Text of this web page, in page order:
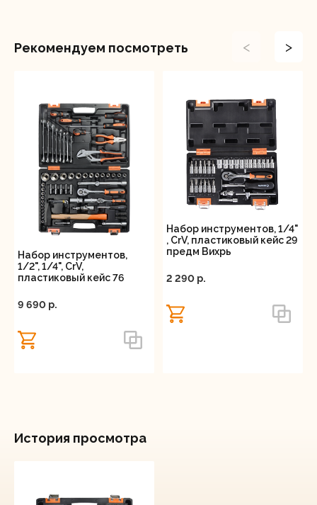
Рекомендуем посмотреть < >
Набор инструментов,
1/2", 1/4", CrV,
пластиковый кейс 76
9 690 p.
Набор инструментов, 1/4"
, CrV, пластиковый кейс 29
предм Вихрь
2 290 p.
История просмотра